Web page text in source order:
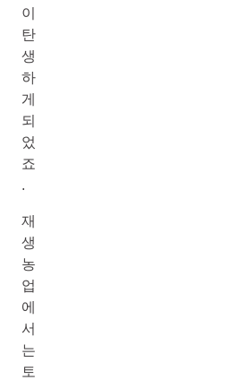
이
탄
생
하
게
되
었
죠
.
재
생
농
업
에
서
는
토